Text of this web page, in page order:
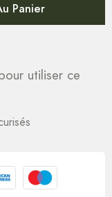
Panier
utiliser ce